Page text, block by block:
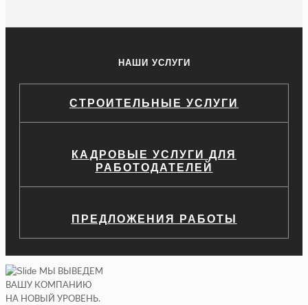
НАШИ УСЛУГИ
СТРОИТЕЛЬНЫЕ УСЛУГИ
КАДРОВЫЕ УСЛУГИ ДЛЯ
РАБОТОДАТЕЛЕЙ
ПРЕДЛОЖЕНИЯ РАБОТЫ
МЫ ВЫВЕДЕМ
ВАШУ КОМПАНИЮ
НА НОВЫЙ УРОВЕНЬ.